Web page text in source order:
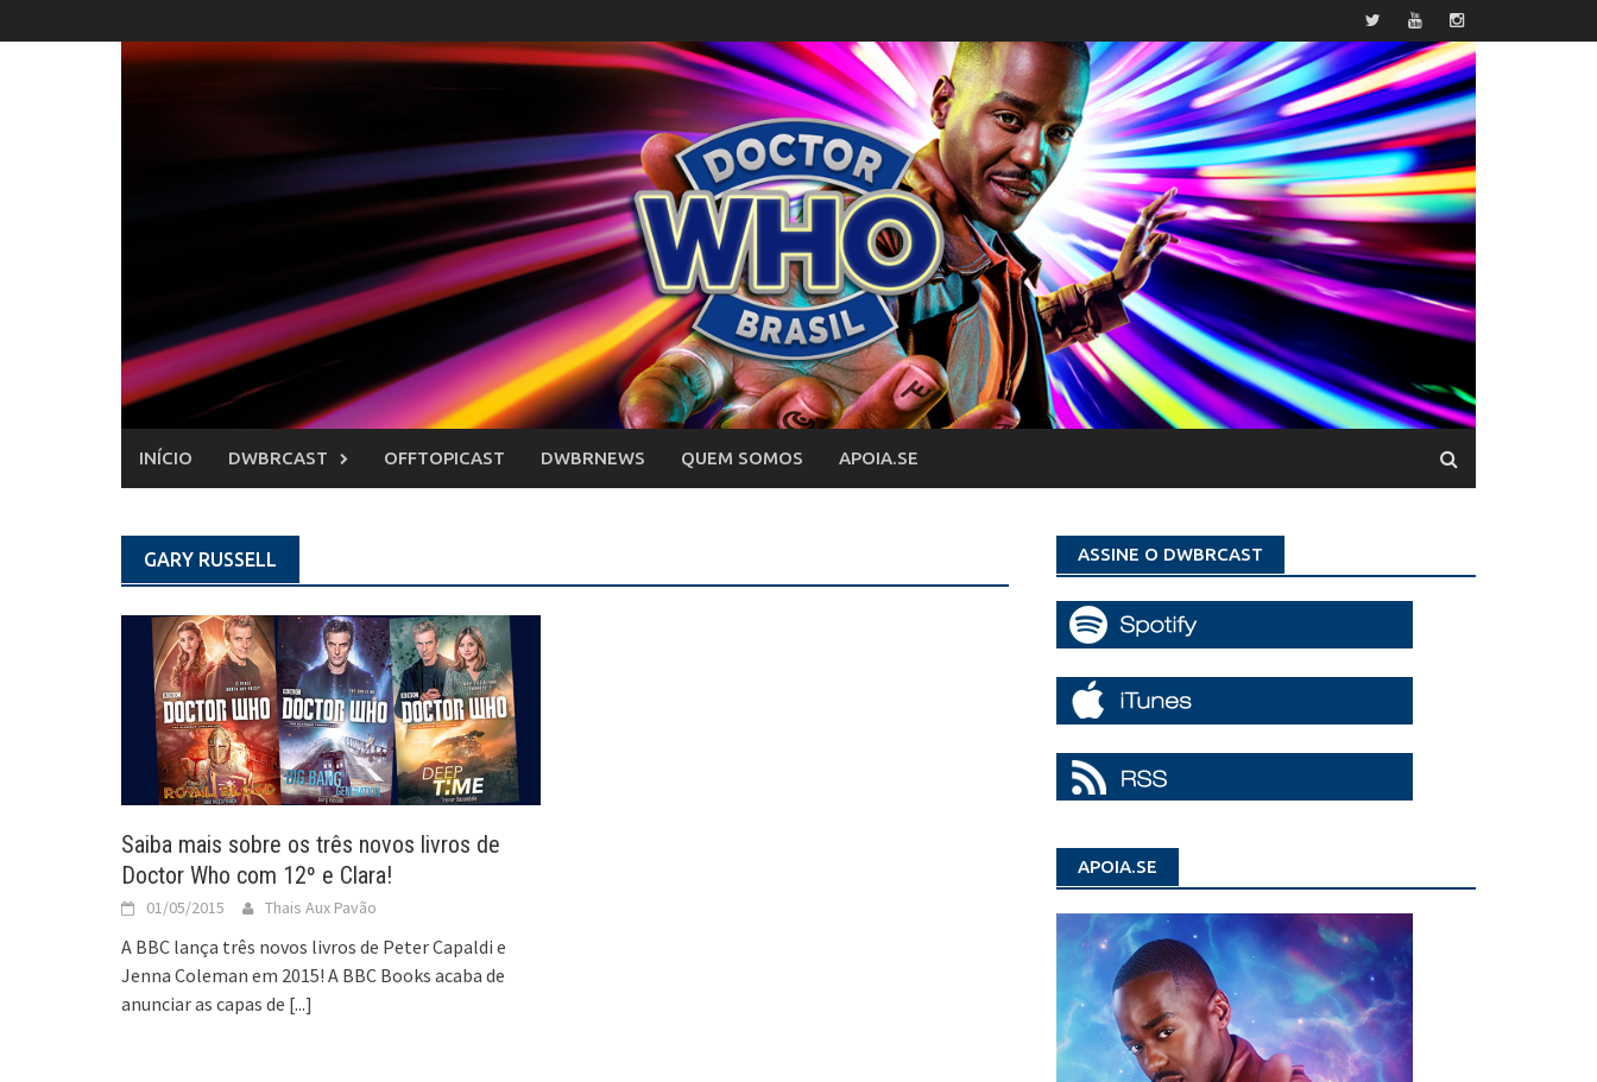
to
INÍCIO DWBRCAST OFFTOPICAST DWBRNEWS QUEM SOMOS APOIA.SE
GARY RUSSELL
Saiba mais sobre os três novos livros de
Doctor Who com 12º e Clara!
01/05/2015 Thais Aux Pavão
A BBC lança três novos livros de Peter Capaldi e
Jenna Coleman em 2015! A BBC Books acaba de
anunciar as capas de [...]
ASSINE O DWBRCAST
APOIA.SE